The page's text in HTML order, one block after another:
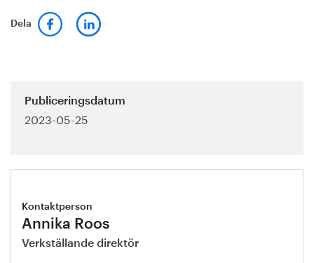
Dela
Publiceringsdatum
2023-05-25
Kontaktperson
Annika Roos
Verkställande direktör